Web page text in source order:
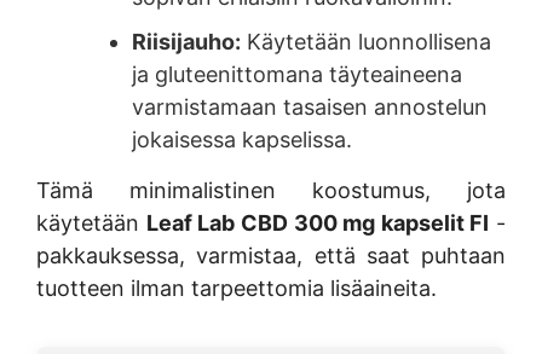
Riisijauho: Käytetään luonnollisena
ja gluteenittomana täyteaineena
varmistamaan tasaisen annostelun
jokaisessa kapselissa.
Tämä minimalistinen koostumus, jota
käytetään Leaf Lab CBD 300 mg kapselit FI -
pakkauksessa, varmistaa, että saat puhtaan
tuotteen ilman tarpeettomia lisäaineita.